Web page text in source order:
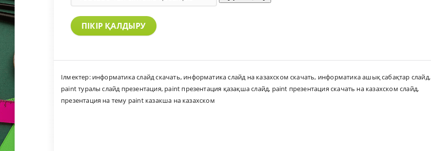
ПІКІР ҚАЛДЫРУ
Ілмектер: информатика слайд скачать, информатика слайд на казахском скачать, информатика ашық сабақтар слайд,
paint туралы слайд презентация, paint презентация қазақша слайд, paint презентация скачать на казахском слайд,
презентация на тему paint казакша на казахском